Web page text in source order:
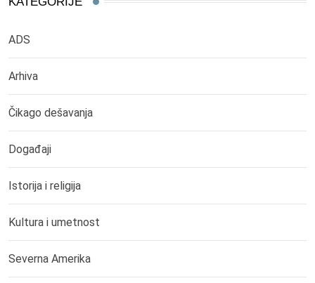
ADS
Arhiva
Čikago dešavanja
Događaji
Istorija i religija
Kultura i umetnost
Severna Amerika